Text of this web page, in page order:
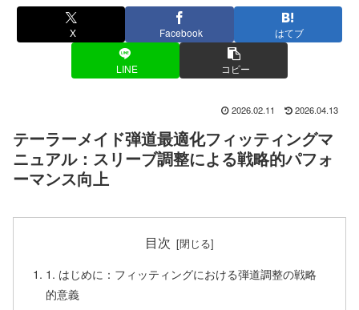
X Facebook はてブ
LINE コピー
2026.02.11 2026.04.13
テーラーメイド弾道最適化フィッティングマ
ニュアル：スリーブ調整による戦略的パフォ
ーマンス向上
目次
1. はじめに：フィッティングにおける弾道調整の戦略
的意義